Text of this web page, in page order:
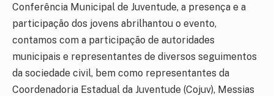
Conferência Municipal de Juventude, a presença e a
participação dos jovens abrilhantou o evento,
contamos com a participação de autoridades
municipais e representantes de diversos seguimentos
da sociedade civil, bem como representantes da
Coordenadoria Estadual da Juventude (Cojuv), Messias